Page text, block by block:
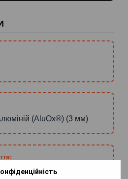
(AluOx®) (3 мм)
або WhiteCover®